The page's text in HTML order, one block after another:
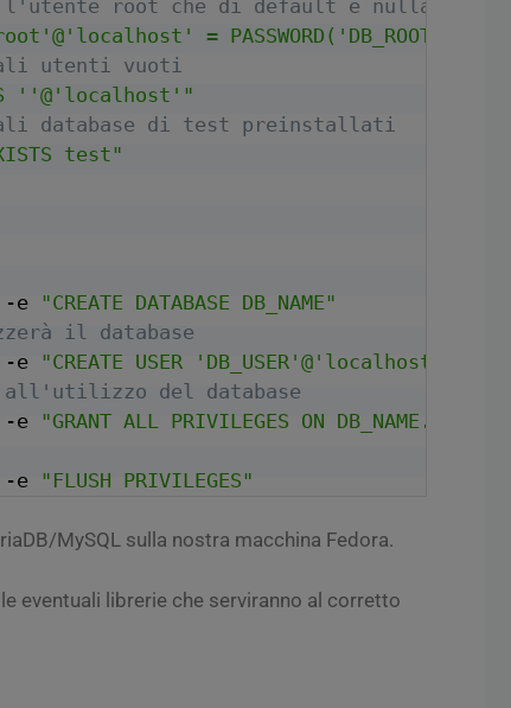
l'utente root che di default è nulla
=
utenti vuoti
''@'localhost'"
database di test preinstallati
test"
-e
"CREATE DATABASE DB_NAME"
il database
-e "CREATE USER 'DB_USER'@'localhost'
del database
-e "GRANT ALL PRIVILEGES ON DB_NAME.* TO
-e "FLUSH PRIVILEGES"
MySQL sulla nostra macchina Fedora.
eventuali librerie che serviranno al corretto